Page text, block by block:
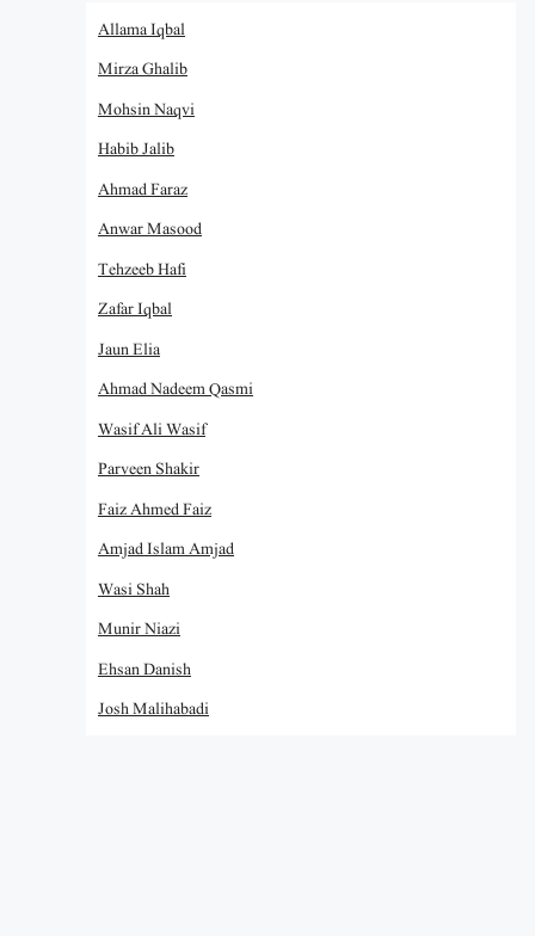
Allama Iqbal
Mirza Ghalib
Mohsin Naqvi
Habib Jalib
Ahmad Faraz
Anwar Masood
Tehzeeb Hafi
Zafar Iqbal
Jaun Elia
Ahmad Nadeem Qasmi
Wasif Ali Wasif
Parveen Shakir
Faiz Ahmed Faiz
Amjad Islam Amjad
Wasi Shah
Munir Niazi
Ehsan Danish
Josh Malihabadi